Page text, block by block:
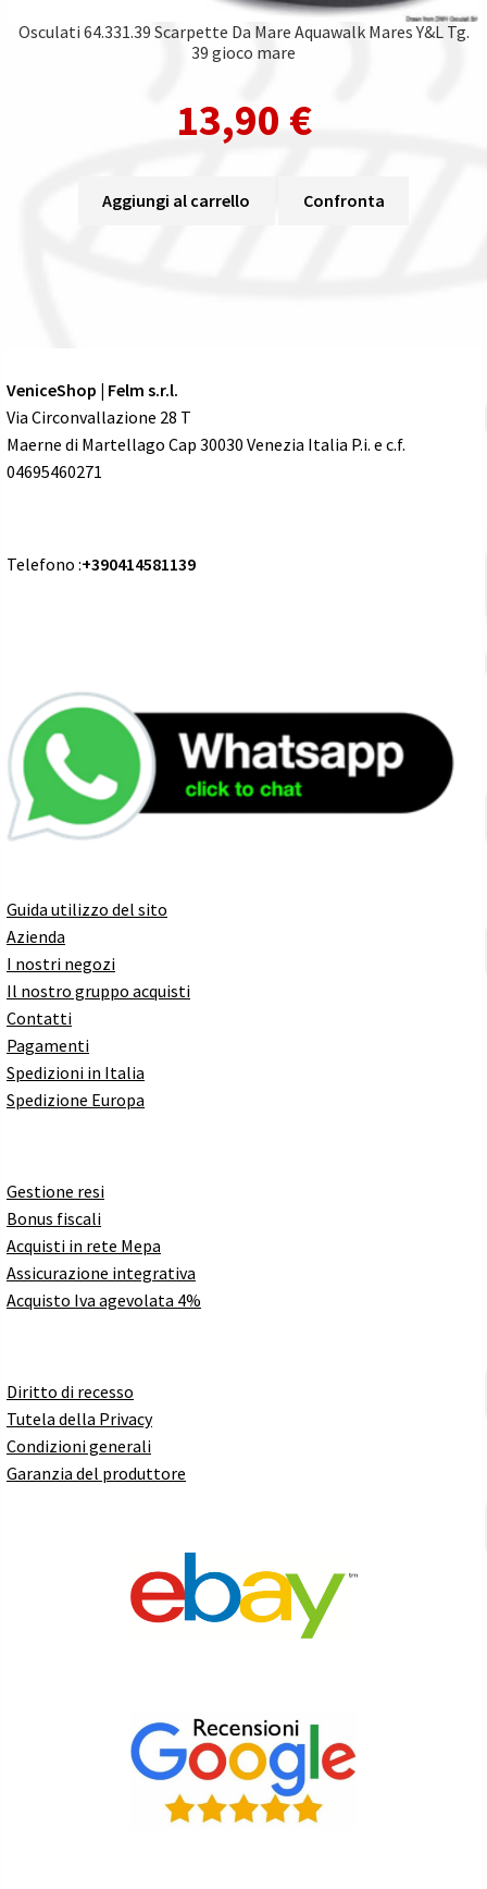
Osculati 64.331.39 Scarpette Da Mare Aquawalk Mares Y&L Tg.
39 gioco mare
13,90 €
Aggiungi al carrello Confronta
VeniceShop | Felm s.r.l.
Via Circonvallazione 28 T
Maerne di Martellago Cap 30030 Venezia Italia P.i. e c.f.
04695460271
Telefono :+390414581139
Guida utilizzo del sito
Azienda
I nostri negozi
Il nostro gruppo acquisti
Contatti
Pagamenti
Spedizioni in Italia
Spedizione Europa
Gestione resi
Bonus fiscali
Acquisti in rete Mepa
Assicurazione integrativa
Acquisto Iva agevolata 4%
Diritto di recesso
Tutela della Privacy
Condizioni generali
Garanzia del produttore